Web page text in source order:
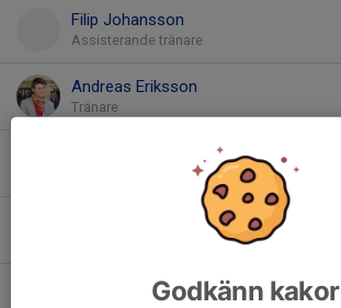
Filip Johansson
Assisterande tränare
Andreas Eriksson
Tränare
Tränare, Hedersmedlem
Malte AnderssonGodkänn kakor